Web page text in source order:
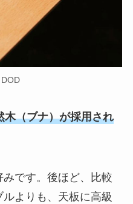
木（ブナ）が採用され
です。後ほど、比較
よりも、天板に高級